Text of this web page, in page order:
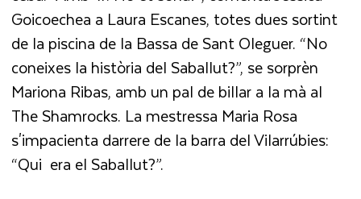
Goicoechea a Laura Escanes, totes dues sortint
de la piscina de la Bassa de Sant Oleguer. “No
coneixes la història del Saballut?”, se sorprèn
Mariona Ribas, amb un pal de billar a la mà al
The Shamrocks. La mestressa Maria Rosa
s'impacienta darrere de la barra del Vilarrúbies:
“Qui era el Saballut?”.